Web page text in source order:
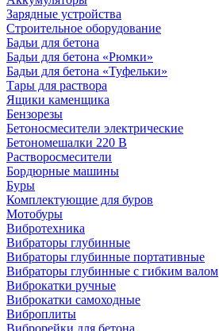
Зарядные устройства
Строительное оборудование
Бадьи для бетона
Бадьи для бетона «Рюмки»
Бадьи для бетона «Туфельки»
Тары для раствора
Ящики каменщика
Бензорезы
Бетоносмесители электрические
Бетономешалки 220 В
Растворосмесители
Бордюрные машины
Буры
Комплектующие для буров
Мотобуры
Вибротехника
Вибраторы глубинные
Вибраторы глубинные портативные
Вибраторы глубинные с гибким валом
Виброкатки ручные
Виброкатки самоходные
Виброплиты
Виброрейки для бетона